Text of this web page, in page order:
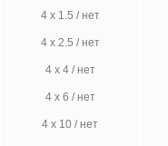
4 х 1.5 / нет
4 х 2.5 / нет
4 х 4 / нет
4 х 6 / нет
4 х 10 / нет